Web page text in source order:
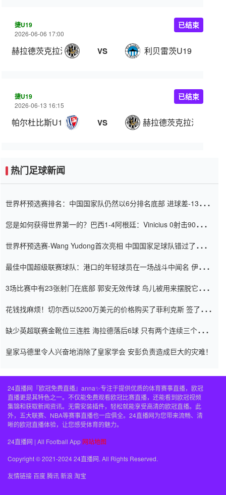
捷U19
2026-06-06 17:00
赫拉德茨克拉洛韦U19 VS 利贝雷茨U19
已结束
捷U19
2026-06-13 16:15
帕尔杜比斯U19 VS 赫拉德茨克拉洛韦U19
已结束
热门足球新闻
世界杯预选赛排名：中国国家队仍然以6分排名底部 进球差-13令人
您是如何获得世界第一的？巴西1-4阿根廷：Vinicius 0射击90分钟
世界杯预选赛-Wang Yudong首次亮相 中国国家足球队错过了世界
最佳中国超级联赛球队：港口的年轻球员在一场战斗中闻名 伊万放
3场比赛中有23张射门在底部 郭安无效传球 鸟儿被用来摆脱它
花钱找麻烦！切尔西以5200万美元的价格购买了菲利克斯 签了7年
缺少英超联赛金靴位三连胜 海拉德落后6球 只有两个连续三个连续
皇家马德里令人兴奋地消除了皇家学会 安彭负责造成巨大的灾难！
24直播网『欧冠免费直播』anna✨专注于提供优质的体育赛事直播，欧冠
直播更是其特色之一。不仅能免费观看欧冠比赛直播，还能看到欧冠视频
集锦和获取新闻资讯。无需安装插件，轻松就能享受高清的欧冠直播。此
外，五大联赛、NBA等赛事直播也一应俱全。24直播网为您带来流畅、清
晰的欧冠直播体验，让您感受体育的魅力。
24直播网 | All Football App 网站地图
Copyright © 2021-2024 24直播网. All Rights Reserved.
友情链接百度腾讯新浪 淘宝